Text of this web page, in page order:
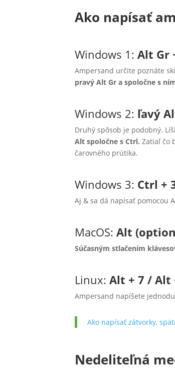
Ako napísať a
Windows 1: Alt Gr
Ampersand určite poznáte
pravý Alt Gr a spoločne s
Windows 2: ľavý
Druhý spôsob je podobný.
Alt spoločne s Ctrl. Zatiaľ čo
čarovného prútika.
Windows 3: Ctrl +
Aj & sa dá napísať pomocou
MacOS: Alt
Súčasným stlačením
Linux: Alt + 7 / Alt
Ampersand napíšete
Ako napísať zátvorky,
Nedeliteľná